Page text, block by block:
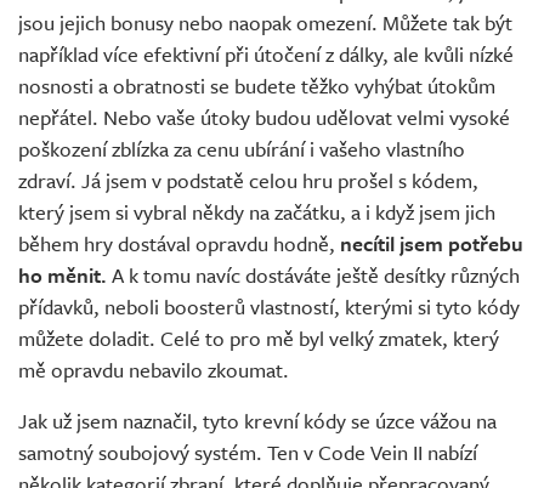
jsou jejich bonusy nebo naopak omezení. Můžete tak být
například více efektivní při útočení z dálky, ale kvůli nízké
nosnosti a obratnosti se budete těžko vyhýbat útokům
nepřátel. Nebo vaše útoky budou udělovat velmi vysoké
poškození zblízka za cenu ubírání i vašeho vlastního
zdraví. Já jsem v podstatě celou hru prošel s kódem,
který jsem si vybral někdy na začátku, a i když jsem jich
během hry dostával opravdu hodně, necítil jsem potřebu
ho měnit. A k tomu navíc dostáváte ještě desítky různých
přídavků, neboli boosterů vlastností, kterými si tyto kódy
můžete doladit. Celé to pro mě byl velký zmatek, který
mě opravdu nebavilo zkoumat.
Jak už jsem naznačil, tyto krevní kódy se úzce vážou na
samotný soubojový systém. Ten v Code Vein II nabízí